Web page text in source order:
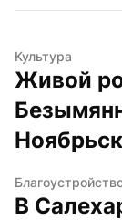
Культура
Живой
В